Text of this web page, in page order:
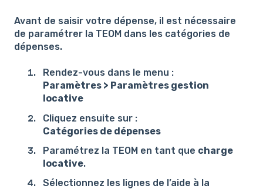
Avant de saisir votre dépense, il est nécessaire
de paramétrer la TEOM dans les catégories de
dépenses.
Rendez-vous dans le menu :
Paramètres > Paramètres gestion
locative
Cliquez ensuite sur :
Catégories de dépenses
Paramétrez la TEOM en tant que charge
locative.
Sélectionnez les lignes de l’aide à la